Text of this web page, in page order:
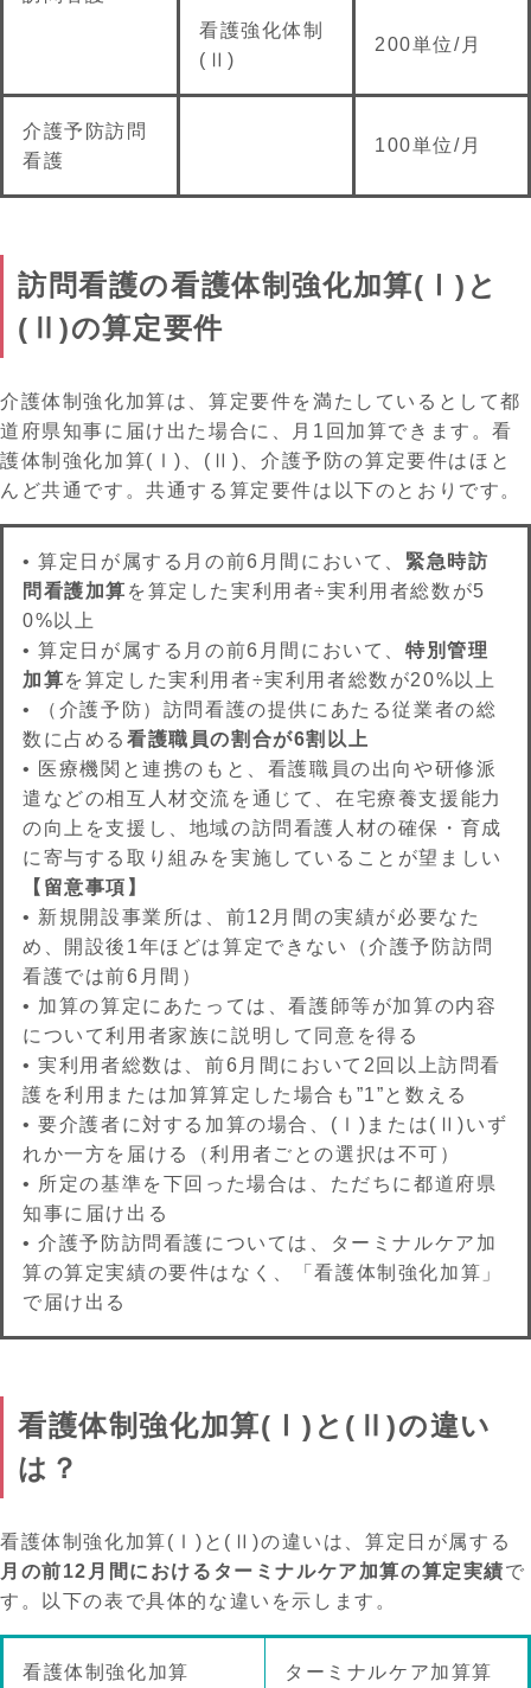
看護強化体制
(Ⅱ)
200単位/月
介護予防訪問
看護
100単位/月
訪問看護の看護体制強化加算(Ⅰ)と
(Ⅱ)の算定要件
介護体制強化加算は、算定要件を満たしているとして都
道府県知事に届け出た場合に、月1回加算できます。看
護体制強化加算(Ⅰ)、(Ⅱ)、介護予防の算定要件はほと
んど共通です。共通する算定要件は以下のとおりです。
• 算定日が属する月の前6月間において、 緊急時訪
問看護加算 を算定した実利用者÷実利用者総数が5
0%以上
• 算定日が属する月の前6月間において、 特別管理
加算を算定した実利用者÷実利用者総数が20%以上
• （介護予防）訪問看護の提供にあたる従業者の総
数に占める 看護職員の割合が6割以上
• 医療機関と連携のもと、看護職員の出向や研修派
遣などの相互人材交流を通じて、在宅療養支援能力
の向上を支援し、地域の訪問看護人材の確保・育成
に寄与する取り組みを実施していることが望ましい
【留意事項】
• 新規開設事業所は、前12月間の実績が必要なた
め、開設後1年ほどは算定できない（介護予防訪問
看護では前6月間）
• 加算の算定にあたっては、看護師等が加算の内容
について利用者家族に説明して同意を得る
• 実利用者総数は、前6月間において2回以上訪問看
護を利用または加算算定した場合も”1”と数える
• 要介護者に対する加算の場合、(Ⅰ)または(Ⅱ)いず
れか一方を届ける（利用者ごとの選択は不可）
• 所定の基準を下回った場合は、ただちに都道府県
知事に届け出る
• 介護予防訪問看護については、ターミナルケア加
算の算定実績の要件はなく、「看護体制強化加算」
で届け出る
看護体制強化加算(Ⅰ)と(Ⅱ)の違い
は？
看護体制強化加算(Ⅰ)と(Ⅱ)の違いは、算定日が属する
月の前12月間におけるターミナルケア加算の算定実績で
す。以下の表で具体的な違いを示します。
看護体制強化加算 ターミナルケア加算算